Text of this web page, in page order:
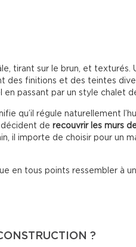
tirant sur le brun, et texturés.
des finitions et des teintes
passant par un style chalet
qu’il régule naturellement
décident de recouvrir les murs
il importe de choisir pour un
en tous points ressembler à
?